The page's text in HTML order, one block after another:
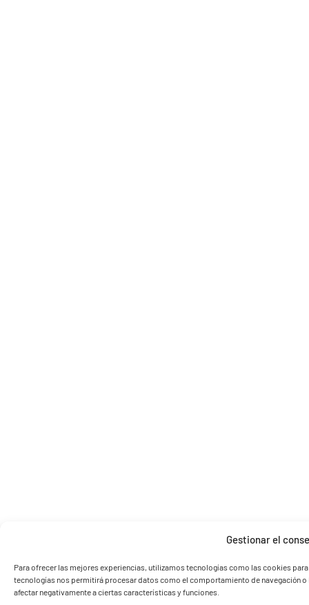
Gestionar el
Para ofrecer las mejores experiencias, utilizamos tecnologías como las cookies
tecnologías nos permitirá procesar datos como el comportamiento de navegación
afectar negativamente a ciertas características y funciones.